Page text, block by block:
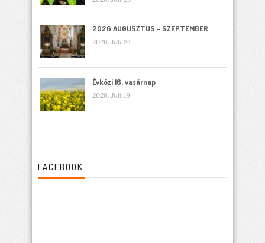
2026 AUGUSZTUS – SZEPTEMBER
2026. Juli 24
Évközi 16. vasárnap
2026. Juli 19
FACEBOOK